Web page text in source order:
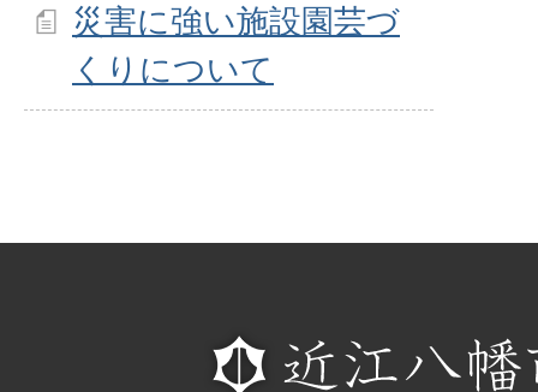
災害に強い施設園芸づ
くりについて